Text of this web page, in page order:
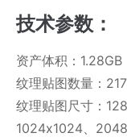
技术参数：
资产体积：1.28GB
纹理贴图数量：217
纹理贴图尺寸：
1024x1024、